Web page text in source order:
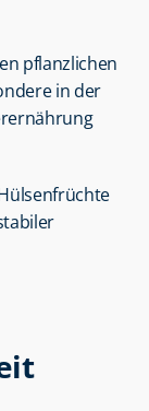
pflanzlichen
in der